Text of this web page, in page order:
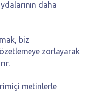
daha
bizi
zorlayarak
metinlerle